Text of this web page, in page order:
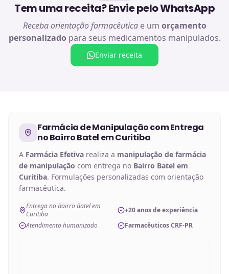
Tem uma receita? Envie pelo WhatsApp
Receba orientação farmacêuticae um orçamento
personalizado para seus medicamentos manipulados.
Enviar receita
Farmácia de Manipulaçãocom Entrega
noBairro Batel em Curitiba
A Farmácia Efetiva realiza a manipulação de farmácia
de manipulação com entrega no Bairro Batel em
Curitiba. Formulações personalizadas com orientação
farmacêutica.
Entrega no Bairro Batel em
Curitiba
+20 anos de experiência
Atendimento humanizado
Farmacêuticos CRF-PR